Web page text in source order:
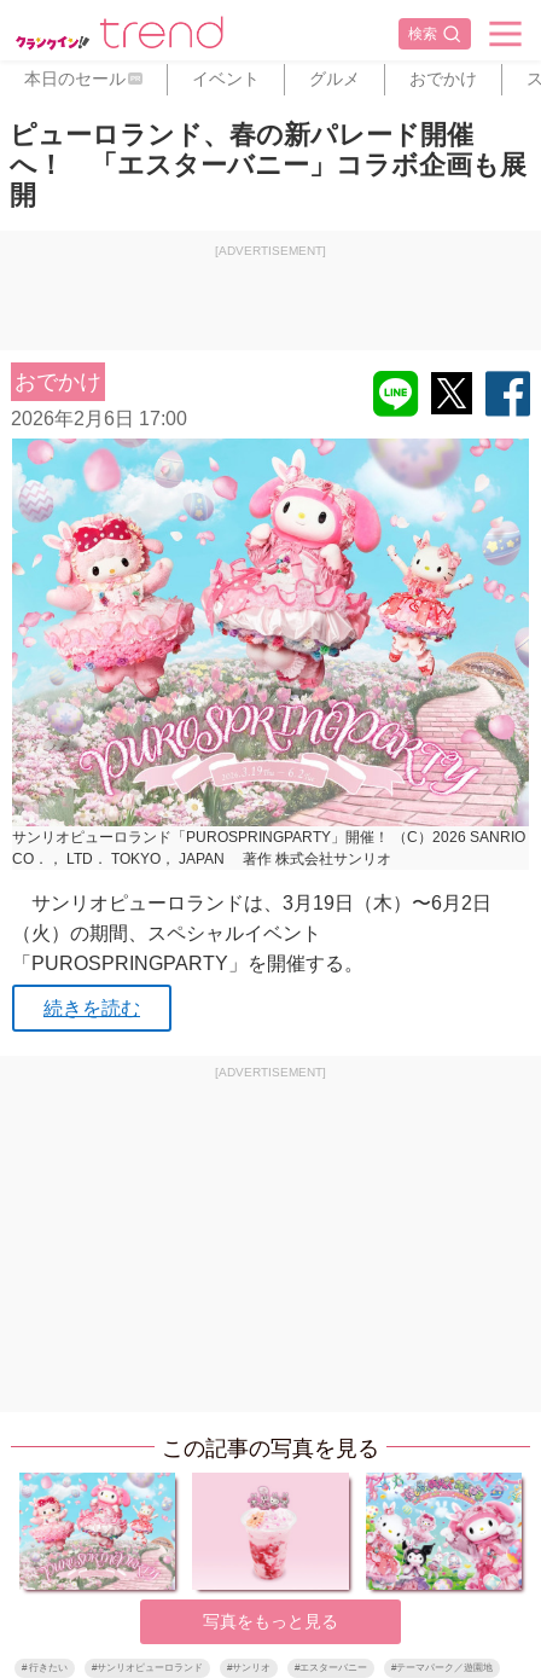
検索
本日のセール PR イベント グルメ おでかけ
ピューロランド、春の新パレード開催
へ！ 「エスターバニー」コラボ企画も展
開
[ADVERTISEMENT]
おでかけ
2026年2月6日 17:00
サンリオピューロランド「PUROSPRINGPARTY」開催！ （C）2026 SANRIO
CO．， LTD． TOKYO， JAPAN 著作 株式会社サンリオ
サンリオピューロランドは、3月19日（木）〜6月2日
（火）の期間、スペシャルイベント
「PUROSPRINGPARTY」を開催する。
続きを読む
[ADVERTISEMENT]
この記事の写真を見る
写真をもっと見る
#行きたい #サンリオピューロランド #サンリオ #エスターバニー #テーマパーク／遊園地